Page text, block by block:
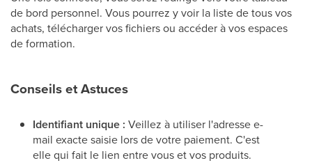
de bord personnel. Vous pourrez y voir la liste de tous vos
achats, télécharger vos fichiers ou accéder à vos espaces
de formation.
Conseils et Astuces
Identifiant unique : Veillez à utiliser l'adresse e-
mail exacte saisie lors de votre paiement. C'est
elle qui fait le lien entre vous et vos produits.